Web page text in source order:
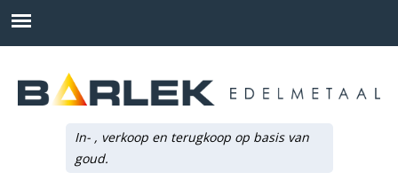
In- , verkoop en terugkoop op basis van
goud.